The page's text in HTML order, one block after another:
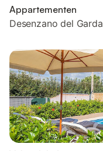
Appartementen
Desenzano del Garda